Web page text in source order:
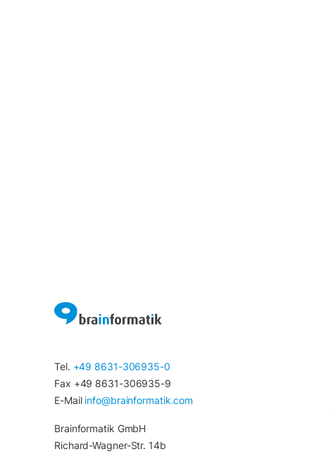
Tel. +49 8631-306935-0
Fax +49 8631-306935-9
E-Mail info@brainformatik.com
Brainformatik GmbH
Richard-Wagner-Str. 14b